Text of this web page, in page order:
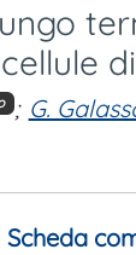
; G.
Scheda